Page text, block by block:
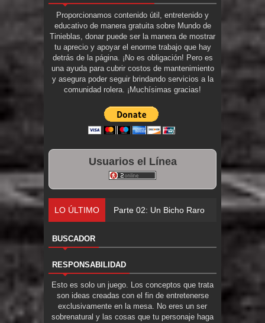
Proporcionamos contenido útil, entretenido y
educativo de manera gratuita sobre Mundo de
Tinieblas, donar puede ser la manera de mostrar
tu aprecio y apoyar el enorme trabajo que hay
detrás de la página. ¡No es obligación! Pero es
una ayuda para cubrir costos de mantenimiento
y asegura poder seguir brindando servicios a la
comunidad rolera. ¡Muchísimas gracias!
Usuarios el Línea
LO ÚLTIMO Parte 02: Un Bicho Raro
BUSCADOR
RESPONSABILIDAD
Esto es solo un juego. Los conceptos que trata
son ideas creadas con el fin de entretenerse
exclusivamente en la mesa. No eres un ser
sobrenatural y las cosas que tu personaje haga